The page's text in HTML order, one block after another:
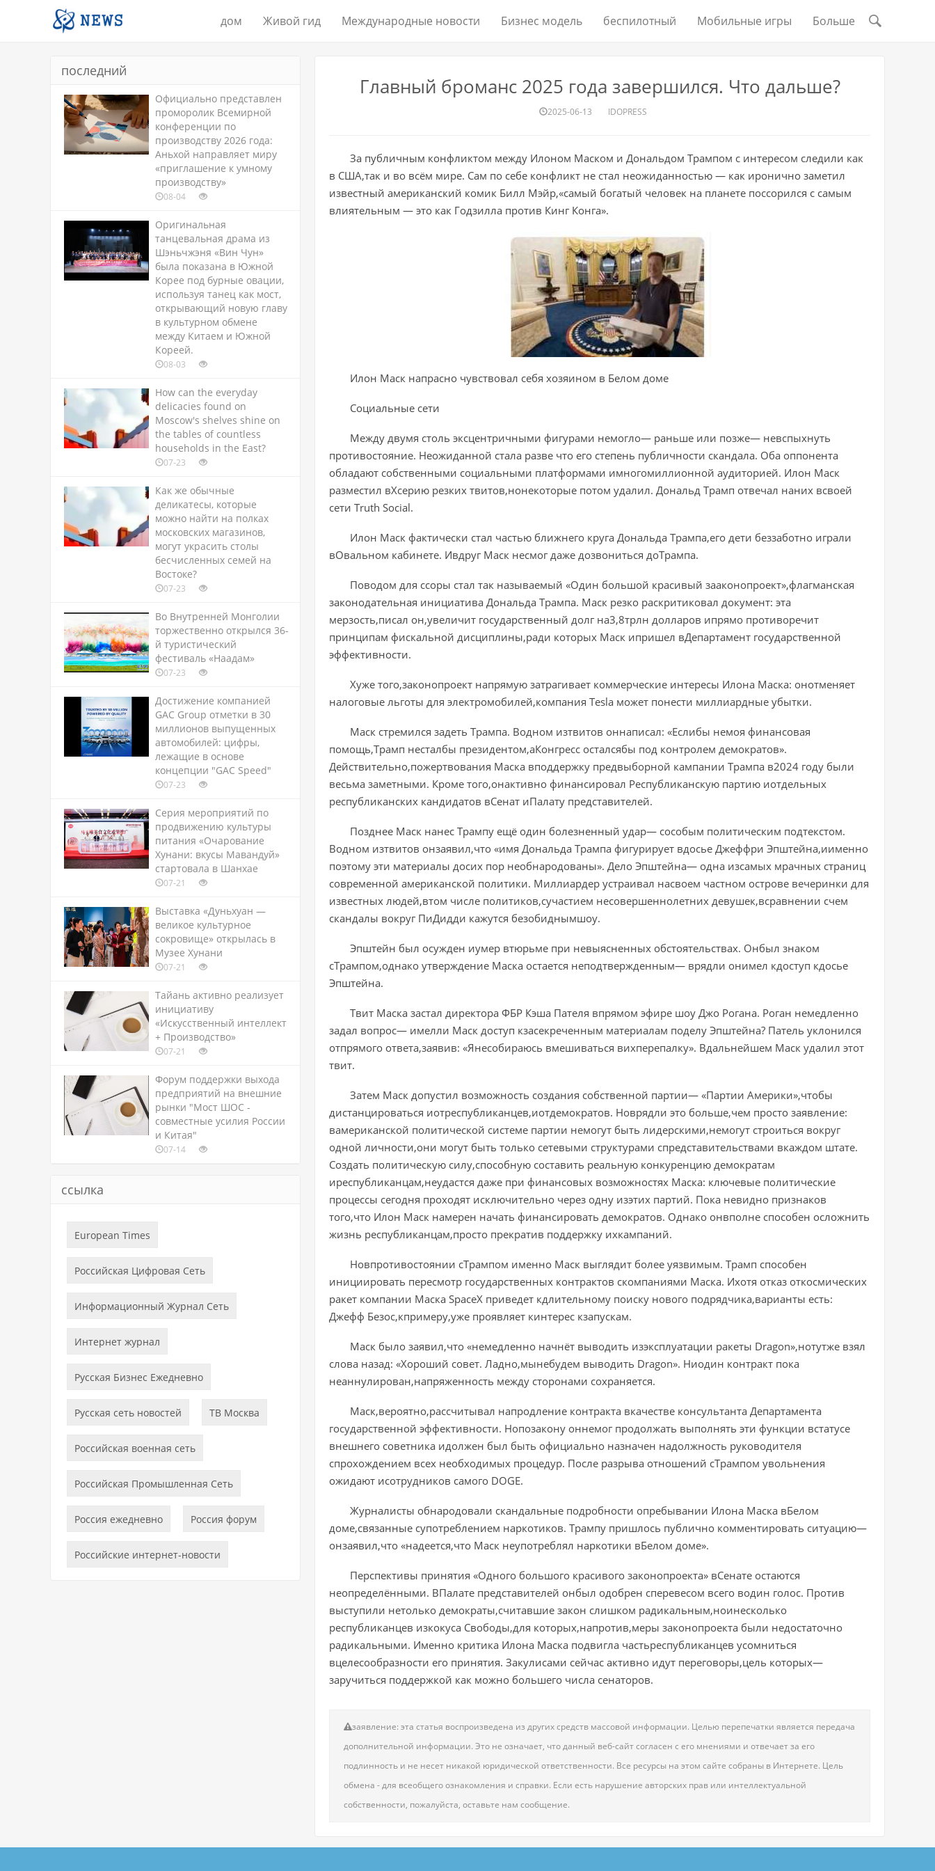
дом Живой гид Международные новости Бизнес модель беспилотный Мобильные игры Больше
последний
Официально представлен
проморолик Всемирной
конференции по
производству 2026 года:
Аньхой направляет миру
«приглашение к умному
производству»
08-04
Оригинальная
танцевальная драма из
Шэньчжэня «Вин Чун»
была показана в Южной
Корее под бурные овации,
используя танец как мост,
открывающий новую главу
в культурном обмене
между Китаем и Южной
Кореей.
08-03
How can the everyday
delicacies found on
Moscow's shelves shine on
the tables of countless
households in the East?
07-23
Как же обычные
деликатесы, которые
можно найти на полках
московских магазинов,
могут украсить столы
бесчисленных семей на
Востоке?
07-23
Во Внутренней Монголии
торжественно открылся 36-
й туристический
фестиваль «Наадам»
07-23
Достижение компанией
GAC Group отметки в 30
миллионов выпущенных
автомобилей: цифры,
лежащие в основе
концепции "GAC Speed"
07-23
Серия мероприятий по
продвижению культуры
питания «Очарование
Хунани: вкусы Мавандуй»
стартовала в Шанхае
07-21
Выставка «Дуньхуан —
великое культурное
сокровище» открылась в
Музее Хунани
07-21
Тайань активно реализует
инициативу
«Искусственный интеллект
+ Производство»
07-21
Форум поддержки выхода
предприятий на внешние
рынки "Мост ШОС -
совместные усилия России
и Китая"
07-14
ссылка
European Times
Российская Цифровая Сеть
Информационный Журнал Сеть
Интернет журнал
Русская Бизнес Ежедневно
Русская сеть новостей ТВ Москва
Российская военная сеть
Российская Промышленная Сеть
Россия ежедневно Россия форум
Российские интернет-новости
Главный броманс 2025 года завершился. Что дальше?
2025-06-13 IDOPRESS
За публичным конфликтом между Илоном Маском и Дональдом Трампом с интересом следили как
в США,так и во всём мире. Сам по себе конфликт не стал неожиданностью — как иронично заметил
известный американский комик Билл Мэйр,«самый богатый человек на планете поссорился с самым
влиятельным — это как Годзилла против Кинг Конга».
Илон Маск напрасно чувствовал себя хозяином в Белом доме
Социальные сети
Между двумя столь эксцентричными фигурами немогло— раньше или позже— невспыхнуть
противостояние. Неожиданной стала разве что его степень публичности скандала. Оба оппонента
обладают собственными социальными платформами имногомиллионной аудиторией. Илон Маск
разместил вXсерию резких твитов,нонекоторые потом удалил. Дональд Трамп отвечал наних всвоей
сети Truth Social.
Илон Маск фактически стал частью ближнего круга Дональда Трампа,его дети беззаботно играли
вОвальном кабинете. Ивдруг Маск несмог даже дозвониться доТрампа.
Поводом для ссоры стал так называемый «Один большой красивый зааконопроект»,флагманская
законодательная инициатива Дональда Трампа. Маск резко раскритиковал документ: эта
мерзость,писал он,увеличит государственный долг на3,8трлн долларов ипрямо противоречит
принципам фискальной дисциплины,ради которых Маск ипришел вДепартамент государственной
эффективности.
Хуже того,законопроект напрямую затрагивает коммерческие интересы Илона Маска: онотменяет
налоговые льготы для электромобилей,компания Tesla может понести миллиардные убытки.
Маск стремился задеть Трампа. Водном изтвитов оннаписал: «Еслибы немоя финансовая
помощь,Трамп несталбы президентом,аКонгресс осталсябы под контролем демократов».
Действительно,пожертвования Маска вподдержку предвыборной кампании Трампа в2024 году были
весьма заметными. Кроме того,онактивно финансировал Республиканскую партию иотдельных
республиканских кандидатов вСенат иПалату представителей.
Позднее Маск нанес Трампу ещё один болезненный удар— сособым политическим подтекстом.
Водном изтвитов онзаявил,что «имя Дональда Трампа фигурирует вдосье Джеффри Эпштейна,иименно
поэтому эти материалы досих пор необнародованы». Дело Эпштейна— одна изсамых мрачных страниц
современной американской политики. Миллиардер устраивал насвоем частном острове вечеринки для
известных людей,втом числе политиков,сучастием несовершеннолетних девушек,всравнении счем
скандалы вокруг ПиДидди кажутся безобиднымшоу.
Эпштейн был осужден иумер втюрьме при невыясненных обстоятельствах. Онбыл знаком
сТрампом,однако утверждение Маска остается неподтвержденным— врядли онимел кдоступ кдосье
Эпштейна.
Твит Маска застал директора ФБР Кэша Пателя впрямом эфире шоу Джо Рогана. Роган немедленно
задал вопрос— имелли Маск доступ кзасекреченным материалам поделу Эпштейна? Патель уклонился
отпрямого ответа,заявив: «Янесобираюсь вмешиваться вихперепалку». Вдальнейшем Маск удалил этот
твит.
Затем Маск допустил возможность создания собственной партии— «Партии Америки»,чтобы
дистанцироваться иотреспубликанцев,иотдемократов. Новрядли это больше,чем просто заявление:
вамериканской политической системе партии немогут быть лидерскими,немогут строиться вокруг
одной личности,они могут быть только сетевыми структурами спредставительствами вкаждом штате.
Создать политическую силу,способную составить реальную конкуренцию демократам
иреспубликанцам,неудастся даже при финансовых возможностях Маска: ключевые политические
процессы сегодня проходят исключительно через одну изэтих партий. Пока невидно признаков
того,что Илон Маск намерен начать финансировать демократов. Однако онвполне способен осложнить
жизнь республиканцам,просто прекратив поддержку ихкампаний.
Новпротивостоянии сТрампом именно Маск выглядит более уязвимым. Трамп способен
инициировать пересмотр государственных контрактов скомпаниями Маска. Ихотя отказ откосмических
ракет компании Маска SpaceX приведет кдлительному поиску нового подрядчика,варианты есть:
Джефф Безос,кпримеру,уже проявляет кинтерес кзапускам.
Маск было заявил,что «немедленно начнёт выводить изэксплуатации ракеты Dragon»,нотутже взял
слова назад: «Хороший совет. Ладно,мынебудем выводить Dragon». Ниодин контракт пока
неаннулирован,напряженность между сторонами сохраняется.
Маск,вероятно,рассчитывал напродление контракта вкачестве консультанта Департамента
государственной эффективности. Нопозакону оннемог продолжать выполнять эти функции встатусе
внешнего советника идолжен был быть официально назначен надолжность руководителя
спрохождением всех необходимых процедур. После разрыва отношений сТрампом увольнения
ожидают исотрудников самого DOGE.
Журналисты обнародовали скандальные подробности опребывании Илона Маска вБелом
доме,связанные супотреблением наркотиков. Трампу пришлось публично комментировать ситуацию—
онзаявил,что «надеется,что Маск неупотреблял наркотики вБелом доме».
Перспективы принятия «Одного большого красивого законопроекта» вСенате остаются
неопределёнными. ВПалате представителей онбыл одобрен сперевесом всего водин голос. Против
выступили нетолько демократы,считавшие закон слишком радикальным,ноинесколько
республиканцев изкокуса Свободы,для которых,напротив,меры законопроекта были недостаточно
радикальными. Именно критика Илона Маска подвигла частьреспубликанцев усомниться
вцелесообразности его принятия. Закулисами сейчас активно идут переговоры,цель которых—
заручиться поддержкой как можно большего числа сенаторов.
заявление: эта статья воспроизведена из других средств массовой информации. Целью перепечатки является передача
дополнительной информации. Это не означает, что данный веб-сайт согласен с его мнениями и отвечает за его
подлинность и не несет никакой юридической ответственности. Все ресурсы на этом сайте собраны в Интернете. Цель
обмена - для всеобщего ознакомления и справки. Если есть нарушение авторских прав или интеллектуальной
собственности, пожалуйста, оставьте нам сообщение.